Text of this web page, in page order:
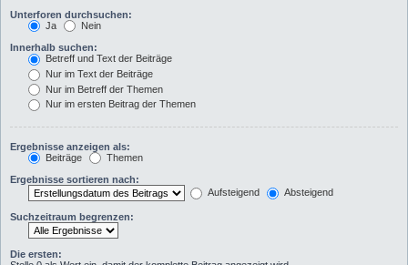
Unterforen durchsuchen:
Ja
Nein
Innerhalb suchen:
Betreff und Text der Beiträge
Nur im Text der Beiträge
Nur im Betreff der Themen
Nur im ersten Beitrag der Themen
Ergebnisse anzeigen als:
Beiträge
Themen
Ergebnisse sortieren nach:
Aufsteigend
Absteigend
Suchzeitraum begrenzen:
Die ersten: